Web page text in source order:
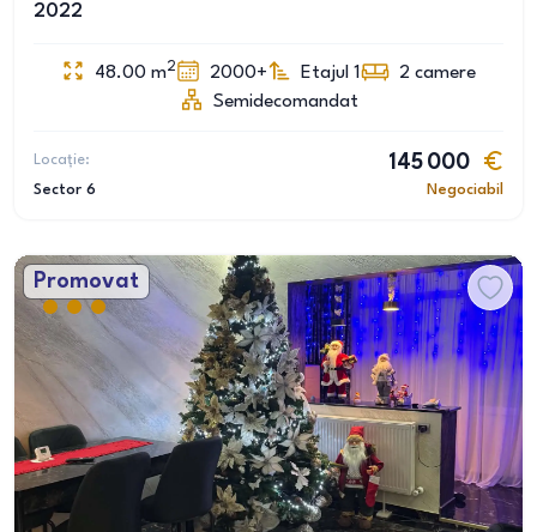
2022
48.00 m2 2000+ Etajul 1 2 camere
Semidecomandat
Locație:
Sector 6
145 000
Negociabil
Promovat